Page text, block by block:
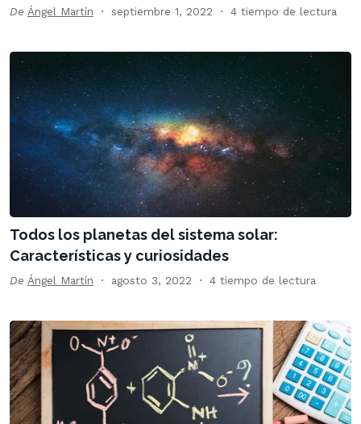
De Ángel Martín septiembre 1, 2022 4 tiempo de lectura
Todos los planetas del sistema solar:
Características y curiosidades
De Ángel Martín agosto 3, 2022 4 tiempo de lectura